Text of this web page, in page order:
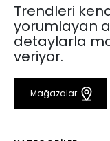
Trendleri
yorumlayan
detaylarla
veriyor.
Mağazalar